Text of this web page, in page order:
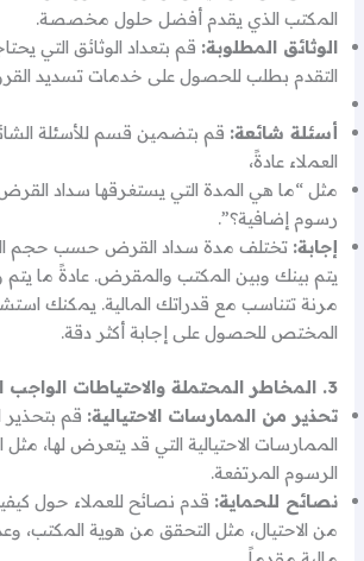
المكتب الذي يقدم أفضل حلول مخصصة.
الوثائق المطلوبة: قم بتعداد الوثائق التي
التقدم بطلب للحصول على خدمات تسديد
أسئلة شائعة: قم بتضمين قسم للأسئلة
العملاء عادةً،
مثل “ما هي المدة التي يستغرقها سداد
رسوم إضافية؟”.
إجابة: تختلف مدة سداد القرض حسب حجم
يتم بينك وبين المكتب والمقرض. عادةً ما
مرنة تتناسب مع قدراتك المالية. يمكنك
المختص للحصول على إجابة أكثر دقة.
3. المخاطر المحتملة والاحتياطات الواجب اتخاذها:
تحذير من الممارسات الاحتيالية: قم بتحذير
الممارسات الاحتيالية التي قد يتعرض لها، مثل
الرسوم المرتفعة.
نصائح للحماية: قدم نصائح للعملاء حول
من الاحتيال، مثل التحقق من هوية المكتب،